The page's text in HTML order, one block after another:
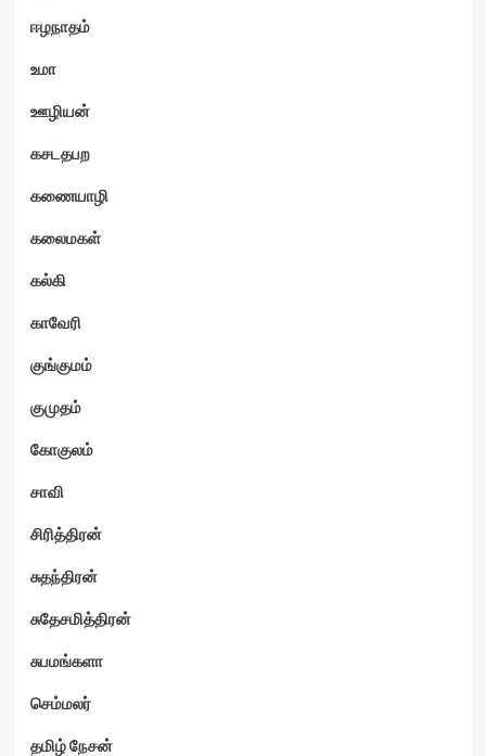
ஈழநாதம்
உமா
ஊழியன்
கசடதபற
கணையாழி
கலைமகள்
கல்கி
காவேரி
குங்குமம்
குமுதம்
கோகுலம்
சாவி
சிரித்திரன்
சுதந்திரன்
சுதேசமித்திரன்
சுபமங்களா
செம்மலர்
தமிழ் நேசன்